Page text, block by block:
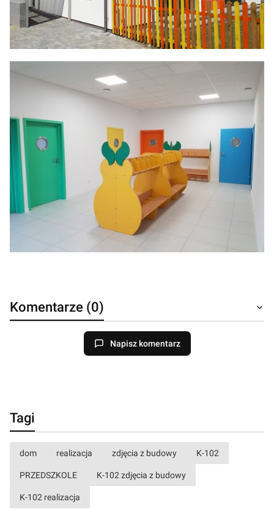
Komentarze (0)
Napisz komentarz
Tagi
dom realizacja zdjęcia z budowy K-102
PRZEDSZKOLE K-102 zdjęcia z budowy
K-102 realizacja